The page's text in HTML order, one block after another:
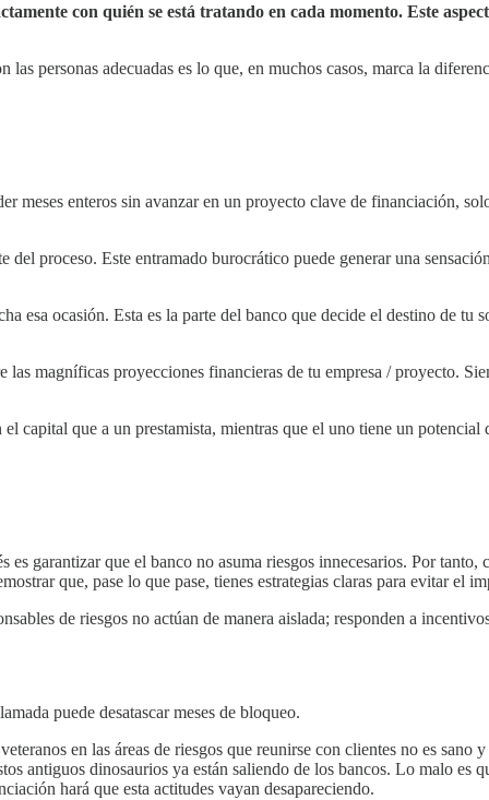
con quién se está tratando en cada momento. Este
personas adecuadas es lo que, en muchos casos, marca la
meses enteros sin avanzar en un proyecto clave de financiación,
proceso. Este entramado burocrático puede generar una
esa ocasión. Esta es la parte del banco que decide el destino de tu
magníficas proyecciones financieras de tu empresa / proyecto.
capital que a un prestamista, mientras que el uno tiene un
garantizar que el banco no asuma riesgos innecesarios. Por
que, pase lo que pase, tienes estrategias claras para evitar el
de riesgos no actúan de manera aislada; responden a
puede desatascar meses de bloqueo.
en las áreas de riesgos que reunirse con clientes no es sano
antiguos dinosaurios ya están saliendo de los bancos. Lo malo es
hará que esta actitudes vayan desapareciendo.